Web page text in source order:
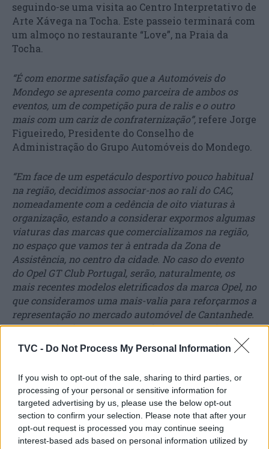
TVC - Do Not Process My Personal Information
If you wish to opt-out of the sale, sharing to third parties, or
processing of your personal or sensitive information for
targeted advertising by us, please use the below opt-out
section to confirm your selection. Please note that after your
opt-out request is processed you may continue seeing
interest-based ads based on personal information utilized by
seguindo-se uma visita ao Centro Interpretativo de
Arte Xávega na Tocha. Este passeio terminará com
um almoço no restaurante “Love”, na Praia da
Tocha.
“É com enorme satisfação que a Automóveis do
Mondego se apresenta como parceira de ambos os
eventos, um de competição pura de ralis e o outro
mais com um cariz de confraternização”, refere Jorge
Figueiredo, Presidente do Conselho de
Administração do Grupo Automóveis do Mondego.
“Em face de um espetáculo desportivo pouco habitual
na região, decidimos associar-nos ao rali do CAC,
nomeadamente com a cedência de oito viaturas à
organização, estando a considerar expormos algumas
viaturas das marcas que comercializamos na região,
no espaço que vamos ter à entrada da Zona de
Assistência, no centro da cidade. No caso do evento
do Opel GT Club Portugal, serão, naturalmente, os
mais recentes modelos eletrificados da marca Opel, no
que consideramos uma mais-valia para reforçarmos a
representação no mercado automóvel de Cantanhede.
Iremos três viaturas expostas da marca na Câmara
Municipal de Cantanhede, prevendo a distribuição de
brindes aos participantes.”
Acrescente-se que o Grupo Automóveis do
Mondego e a Corvauto representam as
marcasPeugeot,Opel, Citroën,DS Automobiles,Hy
undai, BYD, Kia, Maxus, Mitsubishi,
Fuso,AlfaRomeo,